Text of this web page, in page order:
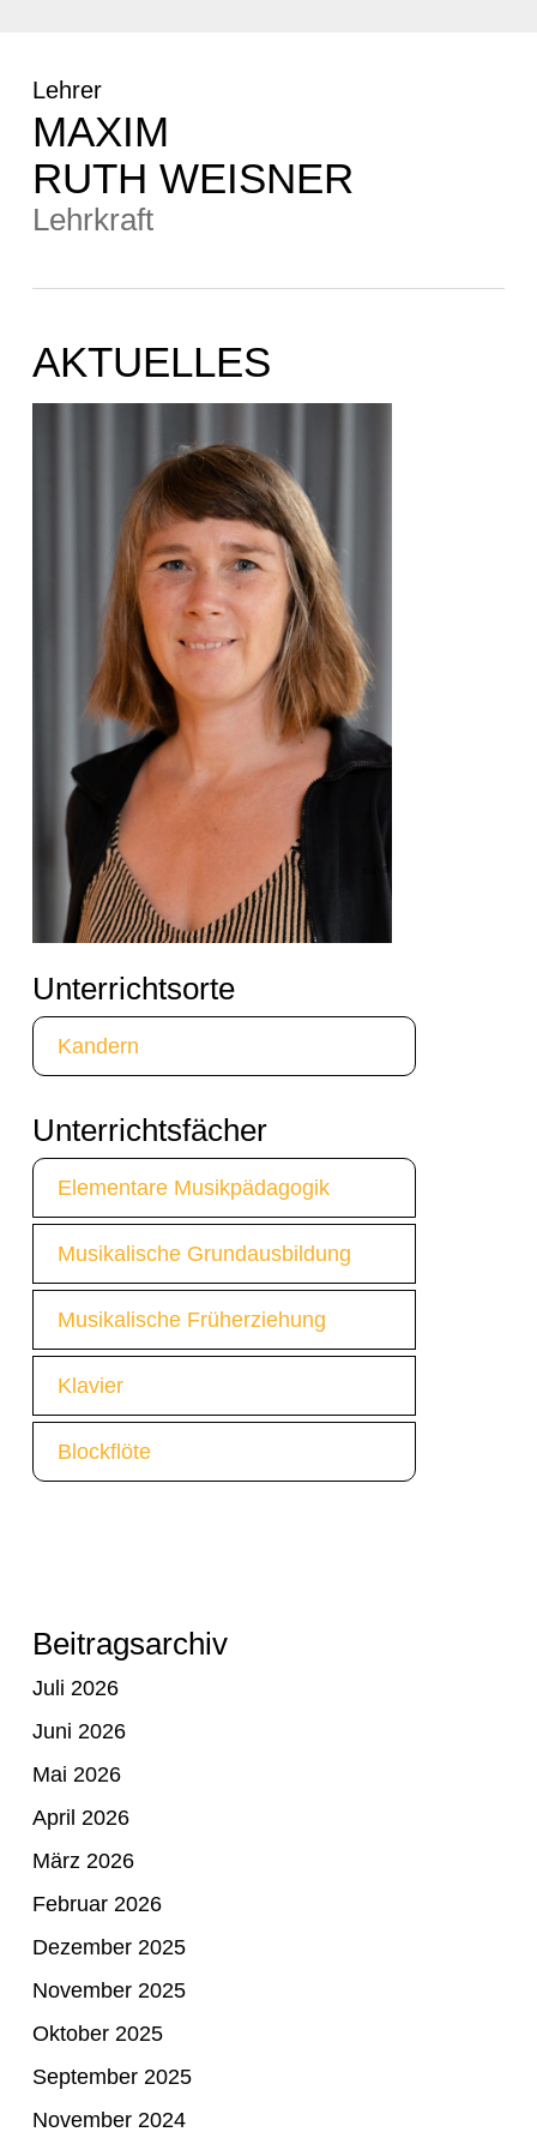
Lehrer
MAXIM
RUTH WEISNER
Lehrkraft
AKTUELLES
Unterrichtsorte
Kandern
Unterrichtsfächer
Elementare Musikpädagogik
Musikalische Grundausbildung
Musikalische Früherziehung
Klavier
Blockflöte
Beitragsarchiv
Juli 2026
Juni 2026
Mai 2026
April 2026
März 2026
Februar 2026
Dezember 2025
November 2025
Oktober 2025
September 2025
November 2024